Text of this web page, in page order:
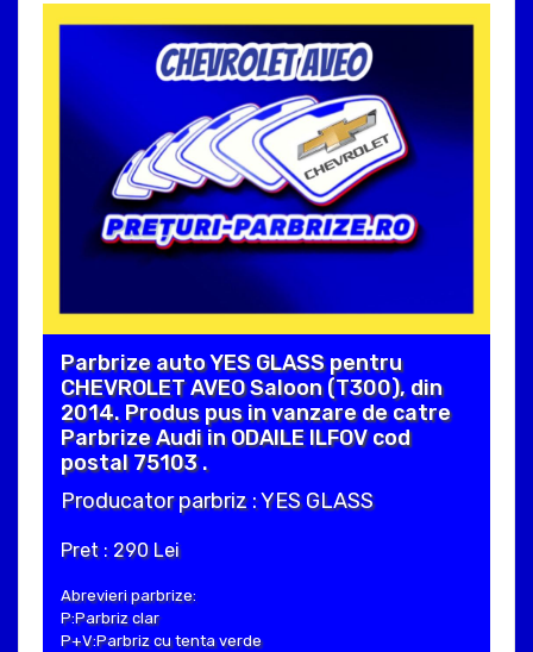
Parbrize auto YES GLASS pentru
CHEVROLET AVEO Saloon (T300), din
2014. Produs pus in vanzare de catre
Parbrize Audi in ODAILE ILFOV cod
postal 75103 .
Producator parbriz : YES GLASS
Pret : 290 Lei
Abrevieri parbrize:
P:Parbriz clar
P+V:Parbriz cu tenta verde